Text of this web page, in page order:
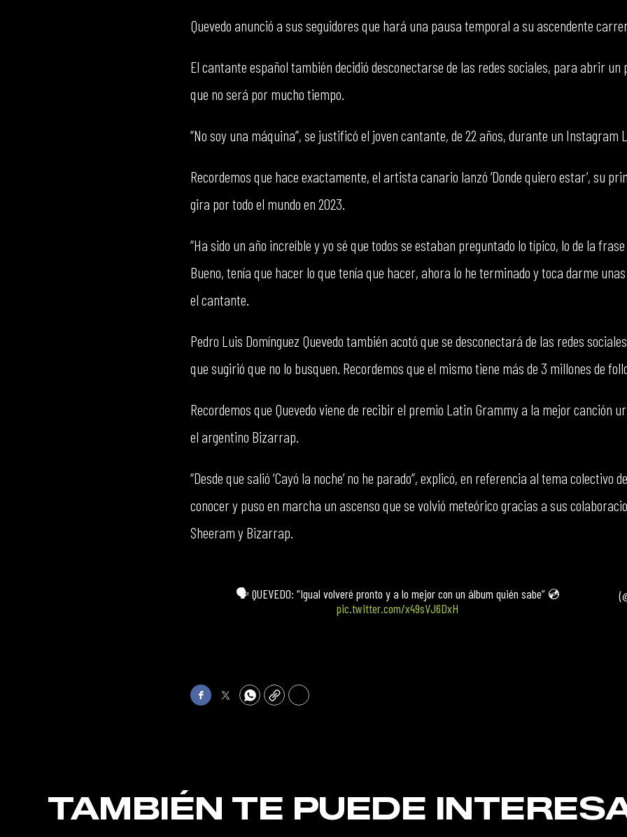
Quevedo anunció a sus seguidores que hará una pausa temporal a su ascendente
El cantante español también decidió desconectarse de las redes sociales, para abrir
que no será por mucho tiempo.
”No soy una máquina”, se justificó el joven cantante, de 22 años, durante un Instagram
Recordemos que hace exactamente, el artista canario lanzó ‘Donde quiero estar’, su
gira por todo el mundo en 2023.
”Ha sido un año increíble y yo sé que todos se estaban preguntado lo típico, lo de la frase
Bueno, tenía que hacer lo que tenía que hacer, ahora lo he terminado y toca darme
el cantante.
Pedro Luis Domínguez Quevedo también acotó que se desconectará de las redes
que sugirió que no lo busquen. Recordemos que el mismo tiene más de 3 millones de
Recordemos que Quevedo viene de recibir el premio Latin Grammy a la mejor canción
el argentino Bizarrap.
“Desde que salió ‘Cayó la noche’ no he parado”, explicó, en referencia al tema colectivo
conocer y puso en marcha un ascenso que se volvió meteórico gracias a sus
Sheeram y Bizarrap.
🗣️ QUEVEDO: “Igual volveré pronto y a lo mejor con un álbum quién sabe” 💿
pic.twitter.com/x49sVJ6DxH
FacebookTwitterWhatsApp
Copy Print
TAMBIÉN TE PUEDE